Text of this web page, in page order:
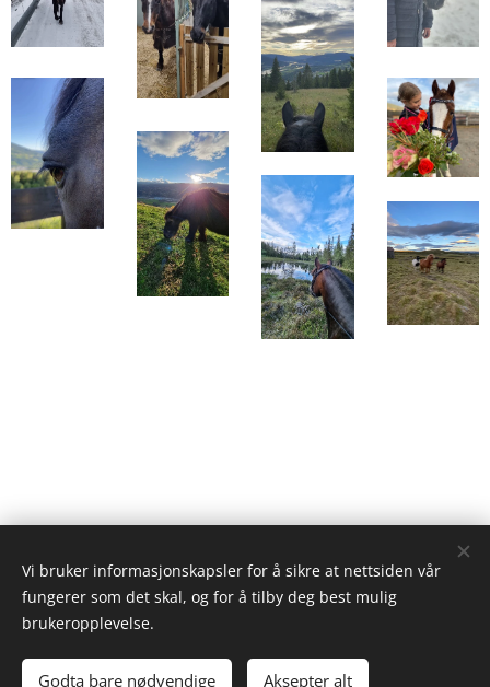
© 2024 Midt-Gudbrandsdal Ride og kjøreklubb
rettigheter forbeholdt.
Vi bruker informasjonskapsler for å sikre at nettsiden vår
fungerer som det skal, og for å tilby deg best mulig
brukeropplevelse.
Godta bare nødvendige Aksepter alt